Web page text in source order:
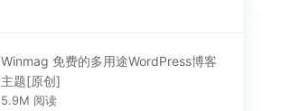
Winmag 免费的多用途WordPress博客
主题[原创]
5.9M 阅读